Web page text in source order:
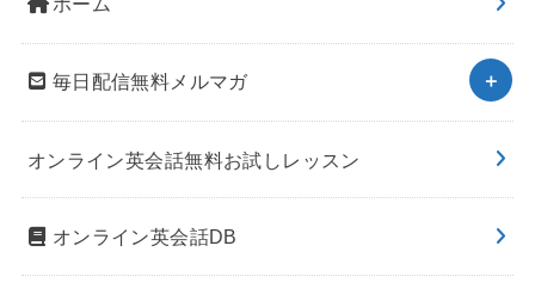
毎日配信無料メルマガ
オンライン英会話無料お試しレッスン
オンライン英会話DB